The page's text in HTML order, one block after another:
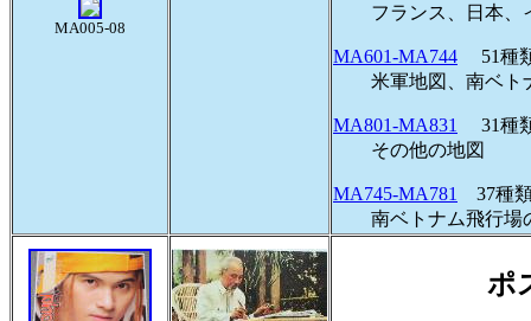
MA005-08
フランス、日本、
MA601-MA744 51
米軍地図、南ベト
MA801-MA831
31種
その他の地図
MA745-MA781
37種
南ベトナム飛行場
ポ